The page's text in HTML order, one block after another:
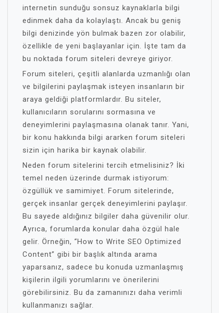
internetin sunduğu sonsuz kaynaklarla bilgi
edinmek daha da kolaylaştı. Ancak bu geniş
bilgi denizinde yön bulmak bazen zor olabilir,
özellikle de yeni başlayanlar için. İşte tam da
bu noktada forum siteleri devreye giriyor.
Forum siteleri, çeşitli alanlarda uzmanlığı olan
ve bilgilerini paylaşmak isteyen insanların bir
araya geldiği platformlardır. Bu siteler,
kullanıcıların sorularını sormasına ve
deneyimlerini paylaşmasına olanak tanır. Yani,
bir konu hakkında bilgi ararken forum siteleri
sizin için harika bir kaynak olabilir.
Neden forum sitelerini tercih etmelisiniz? İki
temel neden üzerinde durmak istiyorum:
özgüllük ve samimiyet. Forum sitelerinde,
gerçek insanlar gerçek deneyimlerini paylaşır.
Bu sayede aldığınız bilgiler daha güvenilir olur.
Ayrıca, forumlarda konular daha özgül hale
gelir. Örneğin, “How to Write SEO Optimized
Content” gibi bir başlık altında arama
yaparsanız, sadece bu konuda uzmanlaşmış
kişilerin ilgili yorumlarını ve önerilerini
görebilirsiniz. Bu da zamanınızı daha verimli
kullanmanızı sağlar.